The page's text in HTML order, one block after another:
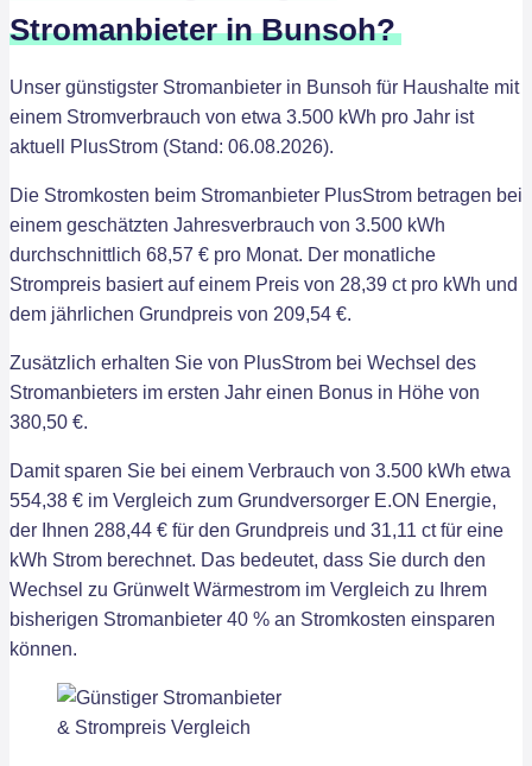
Stromanbieter in Bunsoh?
Unser günstigster Stromanbieter in Bunsoh für Haushalte mit
einem Stromverbrauch von etwa 3.500 kWh pro Jahr ist
aktuell PlusStrom (Stand: 06.08.2026).
Die Stromkosten beim Stromanbieter PlusStrom betragen bei
einem geschätzten Jahresverbrauch von 3.500 kWh
durchschnittlich 68,57 € pro Monat. Der monatliche
Strompreis basiert auf einem Preis von 28,39 ct pro kWh und
dem jährlichen Grundpreis von 209,54 €.
Zusätzlich erhalten Sie von PlusStrom bei Wechsel des
Stromanbieters im ersten Jahr einen Bonus in Höhe von
380,50 €.
Damit sparen Sie bei einem Verbrauch von 3.500 kWh etwa
554,38 € im Vergleich zum Grundversorger E.ON Energie,
der Ihnen 288,44 € für den Grundpreis und 31,11 ct für eine
kWh Strom berechnet. Das bedeutet, dass Sie durch den
Wechsel zu Grünwelt Wärmestrom im Vergleich zu Ihrem
bisherigen Stromanbieter 40 % an Stromkosten einsparen
können.